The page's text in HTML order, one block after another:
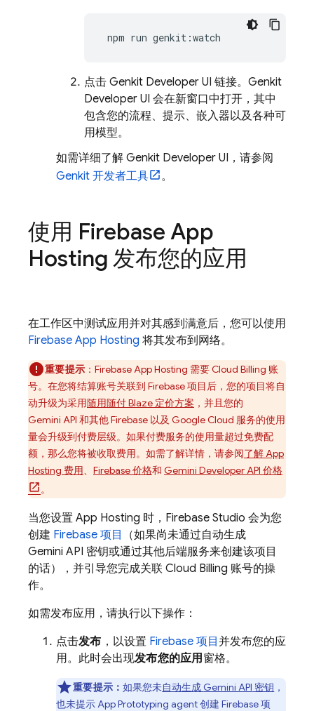
npm run
点击 Genkit Developer UI 链接。 Genkit
Developer UI 会在新窗口中打开，其中
包含您的流程、提示、嵌入器以及各种可
用模型。
如需详细了解 Genkit Developer UI ，请参阅
Genkit 开发者工具
。
使用 Firebase App
Hosting 发布您的应用
在工作区中测试应用并对其感到满意后，您可以使用
Firebase App Hosting 将其发布到网络。
重要提示 ： Firebase App Hosting 需要Cloud Billing 账
号。在您将结算账号关联到 Firebase 项目后，您的项目将自
动升级为采用随用随付 Blaze 定价方案 ，并且您的
Gemini API 和其他 Firebase 以及 Google Cloud 服务的使用
量会升级到付费层级。如果付费服务的使用量超过免费配
额，那么您将被收取费用。如需了解详情，请参阅了解App
Hosting 费用、 Firebase 价格和 Gemini Developer API 价格
。
当您设置 App Hosting 时， Firebase Studio 会为您
创建 Firebase 项目
（如果尚未通过自动生成
Gemini API 密钥或通过其他后端服务来创建该项目
的话），并引导您完成关联 Cloud Billing 账号的操
作。
如需发布应用，请执行以下操作：
点击发布 ，以设置 Firebase 项目 并发布您的应
用。此时会出现发布您的应用窗格。
重要提示：如果您未自动生成 Gemini API 密钥 ，
也未提示App Prototyping agent创建 Firebase 项